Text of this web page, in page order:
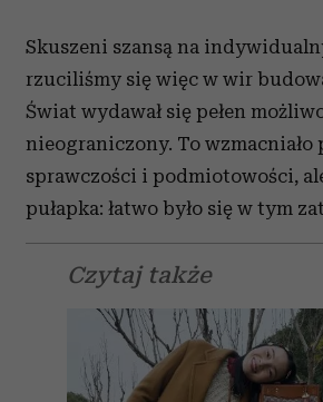
Skuszeni szansą na
rzuciliśmy się więc w wir
Świat wydawał się pełen
nieograniczony. To wzmacniało
sprawczości i podmiotowości,
pułapka: łatwo było się w tym
Czytaj także